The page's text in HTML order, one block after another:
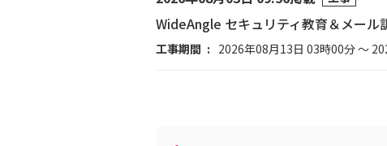
WideAngle セキュリティ教育＆メール
工事期間 2026年08月13日 03時00分 ～